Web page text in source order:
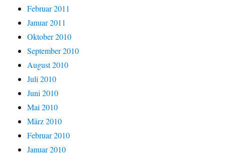
Februar 2011
Januar 2011
Oktober 2010
September 2010
August 2010
Juli 2010
Juni 2010
Mai 2010
März 2010
Februar 2010
Januar 2010